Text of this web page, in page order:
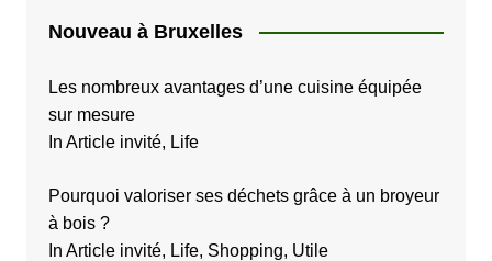
Nouveau à Bruxelles
Les nombreux avantages d’une cuisine équipée
sur mesure
In Article invité, Life
Pourquoi valoriser ses déchets grâce à un broyeur
à bois ?
In Article invité, Life, Shopping, Utile